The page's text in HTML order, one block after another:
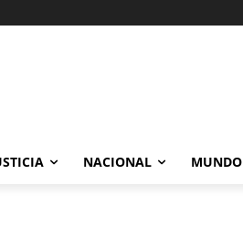
NACIONAL MUNDO